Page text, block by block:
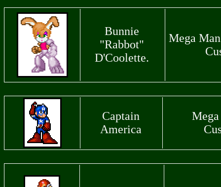
Bunnie
"Rabbot"
D'Coolette.
Mega
Captain
America